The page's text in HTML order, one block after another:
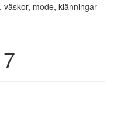
mode, klänningar